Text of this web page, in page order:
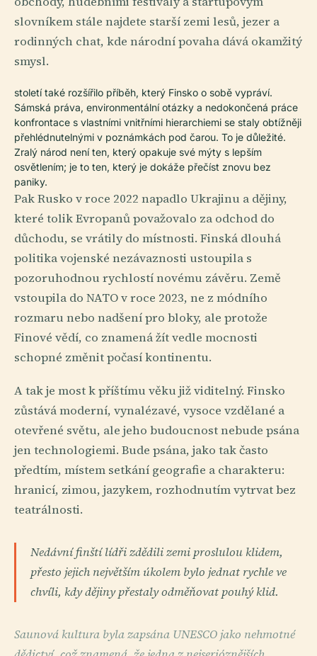
slovníkem stále najdete starší zemi lesů, jezer a
rodinných chat, kde národní povaha dává okamžitý
smysl.
století také rozšířilo příběh, který Finsko o sobě vypráví.
Sámská práva, environmentální otázky a nedokončená práce
konfrontace s vlastními vnitřními hierarchiemi se staly obtížněji
přehlédnutelnými v poznámkách pod čarou. To je důležité.
Zralý národ není ten, který opakuje své mýty s lepším
osvětlením; je to ten, který je dokáže přečíst znovu bez
paniky.
Pak Rusko v roce 2022 napadlo Ukrajinu a dějiny,
které tolik Evropanů považovalo za odchod do
důchodu, se vrátily do místnosti. Finská dlouhá
politika vojenské nezávaznosti ustoupila s
pozoruhodnou rychlostí novému závěru. Země
vstoupila do NATO v roce 2023, ne z módního
rozmaru nebo nadšení pro bloky, ale protože
Finové vědí, co znamená žít vedle mocnosti
schopné změnit počasí kontinentu.
A tak je most k příštímu věku již viditelný. Finsko
zůstává moderní, vynalézavé, vysoce vzdělané a
otevřené světu, ale jeho budoucnost nebude psána
jen technologiemi. Bude psána, jako tak často
předtím, místem setkání geografie a charakteru:
hranicí, zimou, jazykem, rozhodnutím vytrvat bez
teatrálnosti.
Nedávní finští lídři zdědili zemi proslulou klidem,
přesto jejich největším úkolem bylo jednat rychle ve
chvíli, kdy dějiny přestaly odměňovat pouhý klid.
Saunová kultura byla zapsána UNESCO jako nehmotné